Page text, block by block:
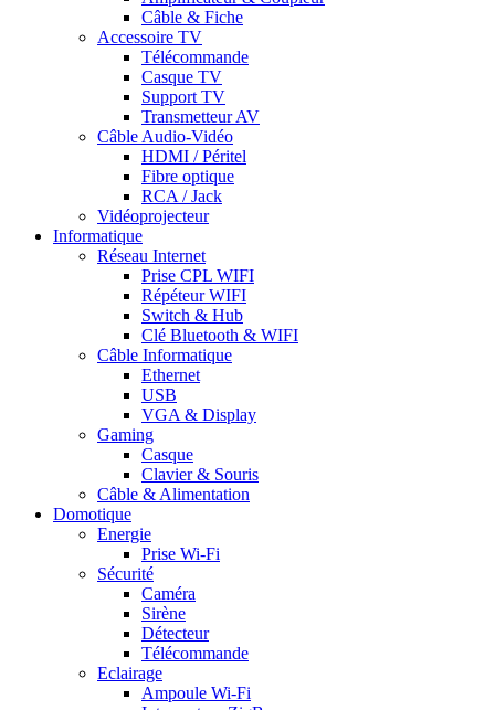
Câble & Fiche
Accessoire TV
Télécommande
Casque TV
Support TV
Transmetteur AV
Câble Audio-Vidéo
HDMI / Péritel
Fibre optique
RCA / Jack
Vidéoprojecteur
Informatique
Réseau Internet
Prise CPL WIFI
Répéteur WIFI
Switch & Hub
Clé Bluetooth & WIFI
Câble Informatique
Ethernet
USB
VGA & Display
Gaming
Casque
Clavier & Souris
Câble & Alimentation
Domotique
Energie
Prise Wi-Fi
Sécurité
Caméra
Sirène
Détecteur
Télécommande
Eclairage
Ampoule Wi-Fi